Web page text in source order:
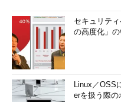
セキュリテ
の高度化」
Linux／OSS
erを扱う際の